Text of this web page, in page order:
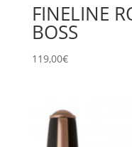
FINELINE
BOSS
119,00€